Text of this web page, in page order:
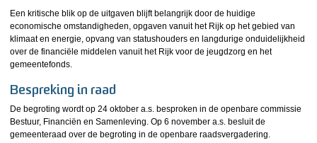
Een kritische blik op de uitgaven blijft belangrijk door de huidige
economische omstandigheden, opgaven vanuit het Rijk op het gebied van
klimaat en energie, opvang van statushouders en langdurige onduidelijkheid
over de financiële middelen vanuit het Rijk voor de jeugdzorg en het
gemeentefonds.
Bespreking in raad
De begroting wordt op 24 oktober a.s. besproken in de openbare commissie
Bestuur, Financiën en Samenleving. Op 6 november a.s. besluit de
gemeenteraad over de begroting in de openbare raadsvergadering.